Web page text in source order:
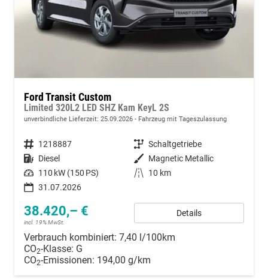
Ford Transit Custom
Limited 320L2 LED SHZ Kam KeyL 2S
unverbindliche Lieferzeit: 25.09.2026 Fahrzeug mit Tageszulassung
Fahrzeugnummer 1218887 Getriebe Schaltgetriebe
Kraftstoff Diesel Außenfarbe Magnetic Metallic
Leistung 110 kW (150 PS) Kilometerstand
10 km
31.07.2026
38.420,– €
incl. 19% MwSt.
Details
Verbrauch kombiniert: 7,40 l/100km
CO2-Klasse: G
CO2-Emissionen: 194,00 g/km